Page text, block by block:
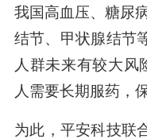
我国高血压、糖尿
结节、甲状腺结节
人群未来有较大风
人需要长期服药，
为此，平安科技联